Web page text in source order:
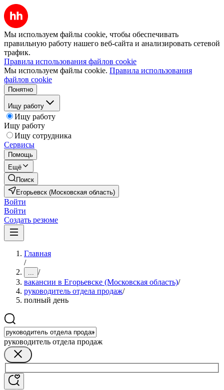
Мы используем файлы cookie, чтобы обеспечивать
правильную работу нашего веб-сайта и анализировать сетевой
трафик.
Правила использования файлов cookie
Мы используем файлы cookie. Правила использования
файлов cookie
Понятно
Ищу работу
Ищу работу
Ищу работу
Ищу сотрудника
Сервисы
Помощь
Ещё
Поиск
Егорьевск (Московская область)
Войти
Войти
Создать резюме
Главная
/
... /
вакансии в Егорьевске (Московская область)/
руководитель отдела продаж/
полный день
руководитель отдела продаж